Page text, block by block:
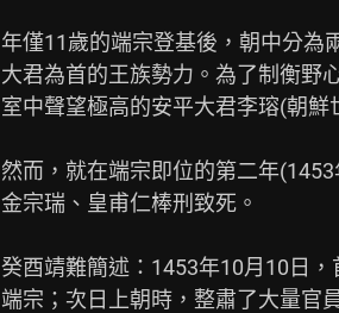
年僅11歲的端宗登基後，朝中分為
大君為首的王族勢力。為了制衡野
室中聲望極高的安平大君李瑢(朝鮮
然而，就在端宗即位的第二年
金宗瑞、皇甫仁棒刑致死。
癸酉靖難簡述：1453年10月10日
端宗；次日上朝時，整肅了大量官